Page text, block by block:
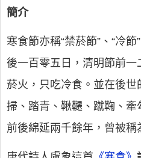
簡介
寒食節亦稱“禁菸節”、“冷
後一百零五日，清明節前
菸火，只吃冷食。並在後
掃、踏青、鞦韆、蹴鞠、
前後綿延兩千餘年，曾被稱